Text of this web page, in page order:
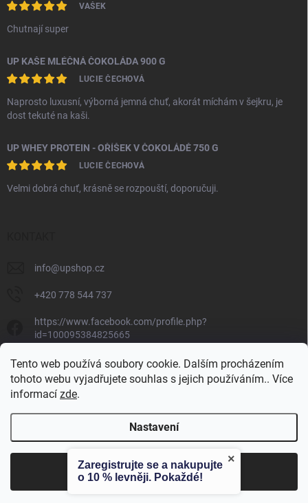
Tento web používá soubory cookie. Dalším procházením
tohoto webu vyjadřujete souhlas s jejich používáním.. Více
informací zde.
Nastavení
Souhlasím
VAŠEK
Chutnají super
UP KAŠE MLÉČNÁ ČOKOLÁDA 900 G
LUCIE ČECHOVÁ
Naprosto luxusní, výborná jemná chuť, akorát míchám v šejkru, je
dost tekuté na kaši.
UP WHEY PROTEIN - OŘÍŠEK V ČOKOLÁDĚ 750 G
LUCIE ČECHOVÁ
Velmi dobrá chuť, krásně se rozpouští, doporučuji.
info@upshop.cz
+420 778 544 737
https://www.facebook.com/profile.php?
id=100095384825665
unlimited_performance_cz
Unlimited Performance
Copyright 2026Unlimited Performance. Všechna práva vyhrazena.
×
Zaregistrujte se a nakupujte
o 10 % levněji. Pokaždé!